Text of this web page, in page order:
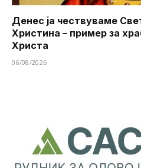
Денес ја чествуваме
Христина – пример за
Христа
06/08/2026